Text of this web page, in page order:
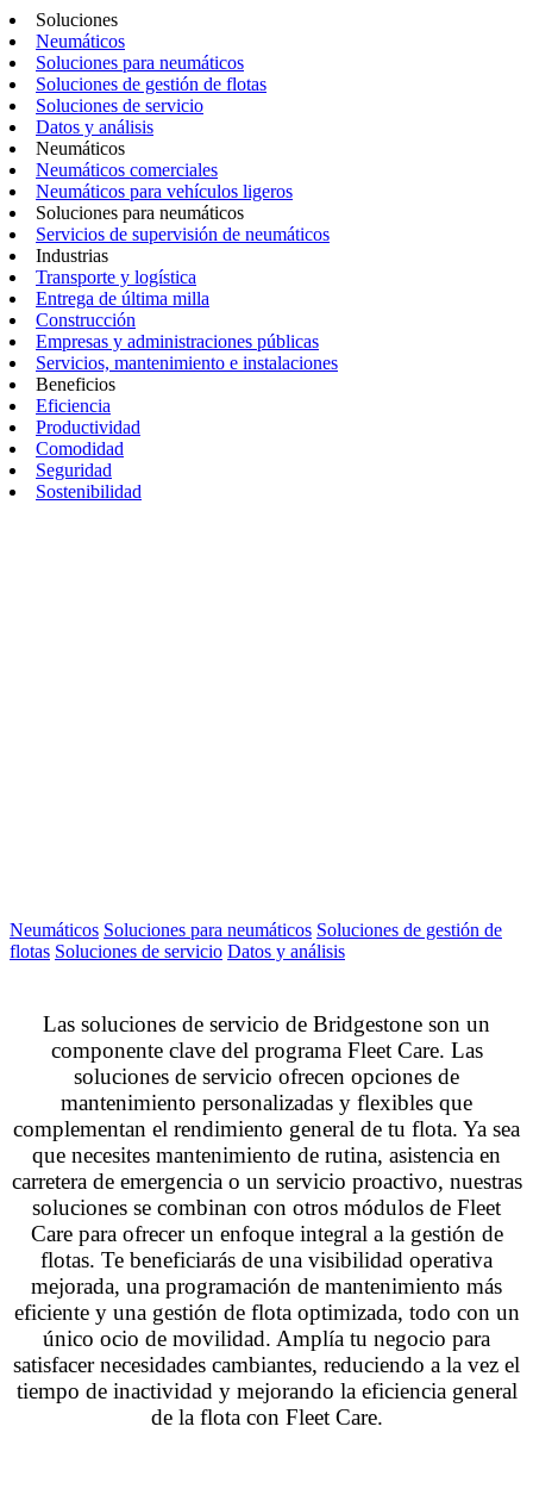
Soluciones
Neumáticos
Soluciones para neumáticos
Soluciones de gestión de flotas
Soluciones de servicio
Datos y análisis
Neumáticos
Neumáticos comerciales
Neumáticos para vehículos ligeros
Soluciones para neumáticos
Servicios de supervisión de neumáticos
Industrias
Transporte y logística
Entrega de última milla
Construcción
Empresas y administraciones públicas
Servicios, mantenimiento e instalaciones
Beneficios
Eficiencia
Productividad
Comodidad
Seguridad
Sostenibilidad
Neumáticos Soluciones para neumáticos Soluciones de gestión de
flotas Soluciones de servicio Datos y análisis
Las soluciones de servicio de Bridgestone son un
componente clave del programa Fleet Care. Las
soluciones de servicio ofrecen opciones de
mantenimiento personalizadas y flexibles que
complementan el rendimiento general de tu flota. Ya sea
que necesites mantenimiento de rutina, asistencia en
carretera de emergencia o un servicio proactivo, nuestras
soluciones se combinan con otros módulos de Fleet
Care para ofrecer un enfoque integral a la gestión de
flotas. Te beneficiarás de una visibilidad operativa
mejorada, una programación de mantenimiento más
eficiente y una gestión de flota optimizada, todo con un
único ocio de movilidad. Amplía tu negocio para
satisfacer necesidades cambiantes, reduciendo a la vez el
tiempo de inactividad y mejorando la eficiencia general
de la flota con Fleet Care.